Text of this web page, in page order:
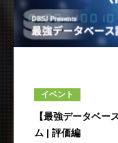
イベント
【最強データベー
ム | 評価編